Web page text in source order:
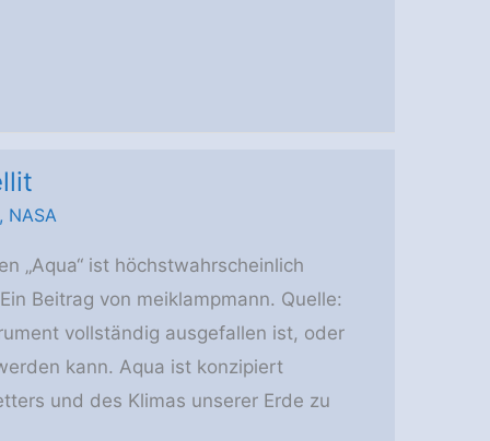
, NASA
„Aqua“ ist höchstwahrscheinlich
Beitrag von meiklampmann. Quelle:
vollständig ausgefallen ist, oder
kann. Aqua ist konzipiert
und des Klimas unserer Erde zu